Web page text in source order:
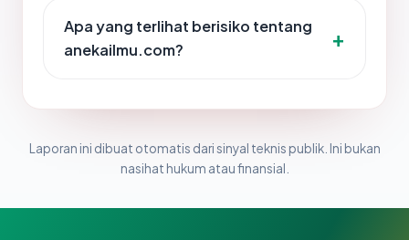
Apa yang terlihat berisiko tentang
anekailmu.com?
Laporan ini dibuat otomatis dari sinyal teknis publik. Ini bukan
nasihat hukum atau finansial.